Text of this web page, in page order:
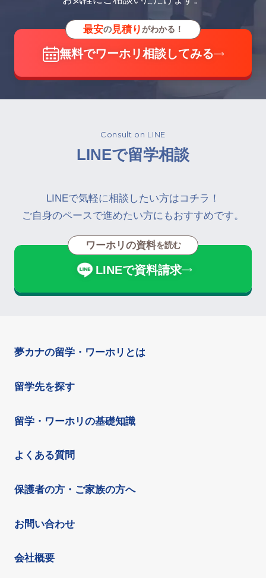
最安の見積りがわかる！
無料でワーホリ相談してみる
Consult on LINE
LINEで留学相談
LINEで気軽に相談したい方はコチラ！
ご自身のペースで進めたい方にもおすすめです。
ワーホリの資料を読む
LINEで資料請求
夢カナの留学・ワーホリとは
留学先を探す
留学・ワーホリの基礎知識
よくある質問
保護者の方・ご家族の方へ
お問い合わせ
会社概要